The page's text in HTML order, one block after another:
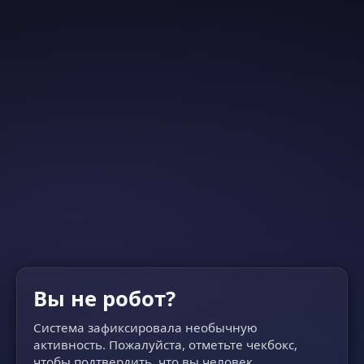
Вы не робот?
Система зафиксировала необычную
активность. Пожалуйста, отметьте чекбокс,